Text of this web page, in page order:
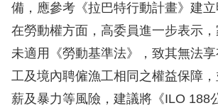
鍵
請
選
擇
備，應參考《拉巴特行動計畫》建立
在勞動權方面，高委員進一步表示
未適用《勞動基準法》，致其無法
工及境內聘僱漁工相同之權益保障
薪及暴力等風險，建議將《ILO 188